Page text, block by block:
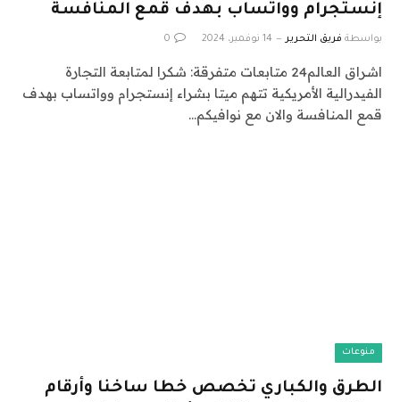
إنستجرام وواتساب بهدف قمع المنافسة
بواسطة فريق التحرير 14 نوفمبر، 2024 0
اشراق العالم24 متابعات متفرقة: شكرا لمتابعة التجارة
الفيدرالية الأمريكية تتهم ميتا بشراء إنستجرام وواتساب بهدف
قمع المنافسة والان مع نوافيكم…
منوعات
الطرق والكباري تخصص خطا ساخنا وأرقام